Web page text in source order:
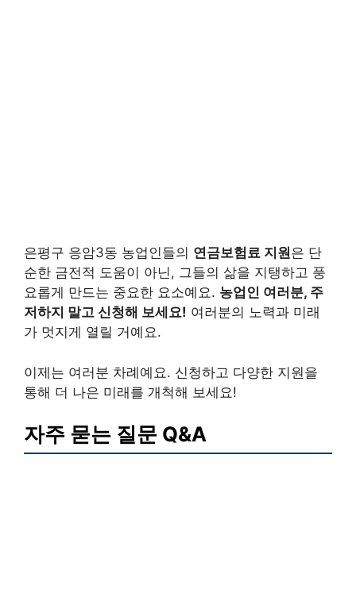
은평구 응암3동 농업인들의 연금보험료 지원은 단
순한 금전적 도움이 아닌, 그들의 삶을 지탱하고 풍
요롭게 만드는 중요한 요소예요. 농업인 여러분, 주
저하지 말고 신청해 보세요! 여러분의 노력과 미래
가 멋지게 열릴 거예요.
이제는 여러분 차례예요. 신청하고 다양한 지원을
통해 더 나은 미래를 개척해 보세요!
자주 묻는 질문 Q&A